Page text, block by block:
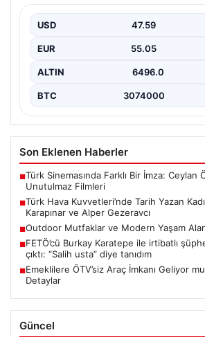
Türkiye'nin savunma ve askeri tarihine
USD 47.59
EUR 55.05
ALTIN 6496.0
BTC 3074000
Son Eklenen Haberler
■Türk Sinemasında Farklı Bir İmza: Ceylan
Unutulmaz Filmleri
■Türk Hava Kuvvetleri’nde Tarih Yazan
Karapınar ve Alper Gezeravcı
■Outdoor Mutfaklar ve Modern Yaşam
■FETÖ’cü Burkay Karatepe ile irtibatlı
çıktı: “Salih usta” diye tanıdım
■Emeklilere ÖTV’siz Araç İmkanı Geliyor
Detaylar
Güncel